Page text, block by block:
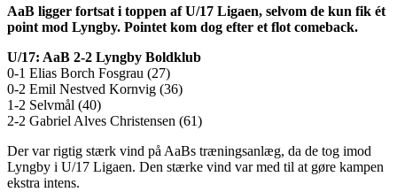
AaB ligger fortsat i toppen af U/17 Ligaen, selvom de kun fik ét
point mod Lyngby. Pointet kom dog efter et flot comeback.
U/17: AaB 2-2 Lyngby Boldklub
0-1 Elias Borch Fosgrau (27)
0-2 Emil Nestved Kornvig (36)
1-2 Selvmål (40)
2-2 Gabriel Alves Christensen (61)
Der var rigtig stærk vind på AaBs træningsanlæg, da de tog imod
Lyngby i U/17 Ligaen. Den stærke vind var med til at gøre kampen
ekstra intens.